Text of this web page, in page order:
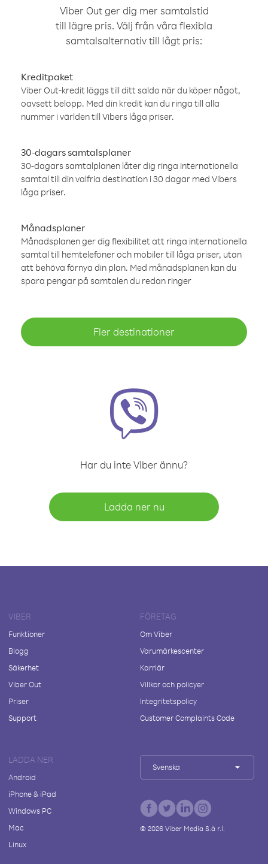
Viber Out ger dig mer samtalstid
till lägre pris. Välj från våra flexibla
samtalsalternativ till lågt pris:
Kreditpaket
Viber Out-kredit läggs till ditt saldo när du köper något,
oavsett belopp. Med din kredit kan du ringa till alla
nummer i världen till Vibers låga priser.
30-dagars samtalsplaner
30-dagars samtalplanen låter dig ringa internationella
samtal till din valfria destination i 30 dagar med Vibers
låga priser.
Månadsplaner
Månadsplanen ger dig flexibilitet att ringa internationella
samtal till hemtelefoner och mobiler till låga priser, utan
att behöva förnya din plan. Med månadsplanen kan du
spara pengar på samtalen du redan ringer
Fler destinationer
Har du inte Viber ännu?
Ladda ner nu
VIBER
Funktioner
Blogg
Säkerhet
Viber Out
Priser
Support
FÖRETAG
Om Viber
Varumärkescenter
Karriär
Villkor och policyer
Integritetspolicy
Customer Complaints Code
LADDA NER
Android
iPhone & iPad
Windows PC
Mac
Linux
Svenska
© 2026Viber Media S.à r.l.